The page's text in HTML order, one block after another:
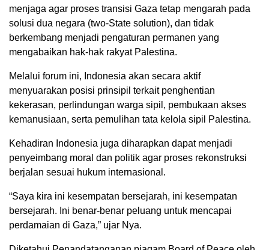
menjaga agar proses transisi Gaza tetap mengarah pada
solusi dua negara (two-State solution), dan tidak
berkembang menjadi pengaturan permanen yang
mengabaikan hak-hak rakyat Palestina.
Melalui forum ini, Indonesia akan secara aktif
menyuarakan posisi prinsipil terkait penghentian
kekerasan, perlindungan warga sipil, pembukaan akses
kemanusiaan, serta pemulihan tata kelola sipil Palestina.
Kehadiran Indonesia juga diharapkan dapat menjadi
penyeimbang moral dan politik agar proses rekonstruksi
berjalan sesuai hukum internasional.
“Saya kira ini kesempatan bersejarah, ini kesempatan
bersejarah. Ini benar-benar peluang untuk mencapai
perdamaian di Gaza,” ujar Nya.